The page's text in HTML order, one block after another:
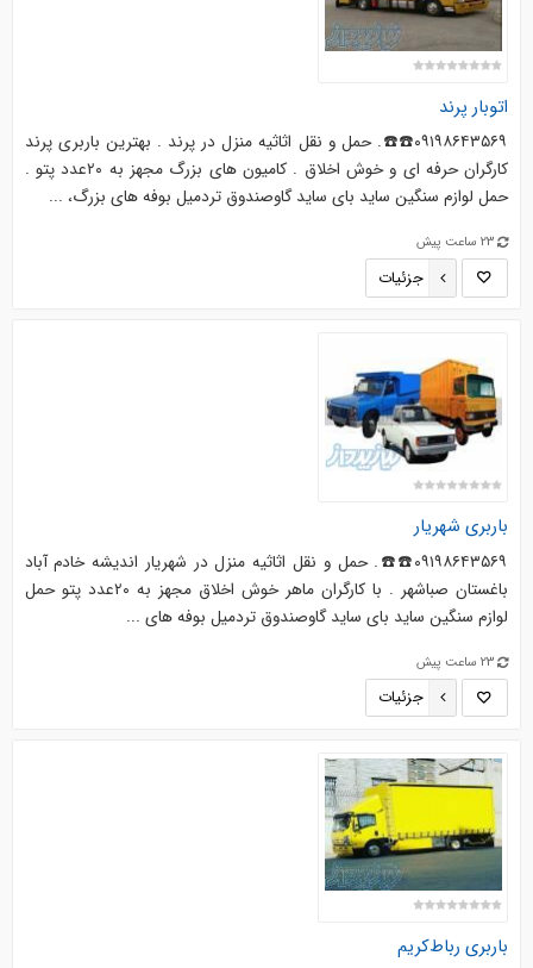
اتوبار پرند
۰۹۱۹۸۶۴۳۵۶۹☎️☎️. حمل و نقل اثاثیه منزل در پرند . بهترین باربری پرند
کارگران حرفه ای و خوش اخلاق . کامیون های بزرگ مجهز به ۲۰عدد پتو .
حمل لوازم سنگین ساید بای ساید گاوصندوق تردمیل بوفه های بزرگ، ...
23 ساعت پیش
جزئیات
باربری شهریار
۰۹۱۹۸۶۴۳۵۶۹☎️☎️. حمل و نقل اثاثیه منزل در شهریار اندیشه خادم آباد
باغستان صباشهر . با کارگران ماهر خوش اخلاق مجهز به ۲۰عدد پتو حمل
لوازم سنگین ساید بای ساید گاوصندوق تردمیل بوفه های ...
23 ساعت پیش
جزئیات
باربری رباط‌کریم